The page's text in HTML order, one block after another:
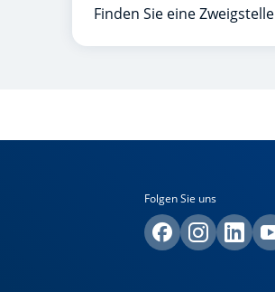
Finden Sie eine Zweigstelle
Folgen Sie uns